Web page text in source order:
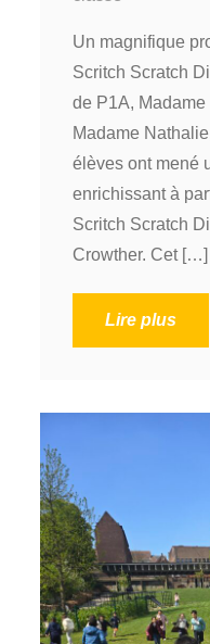
Un magnifique
Scritch Scratch
de P1A, Madame
Madame
élèves ont mené
enrichissant à
Scritch Scratch
Crowther. Cet […]
Lire plus